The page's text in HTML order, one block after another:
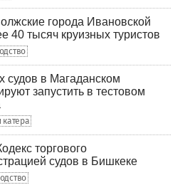
города Ивановской
40 тысяч круизных туристов
в Магаданском
запустить в тестовом
катера
торгового
судов в Бишкеке